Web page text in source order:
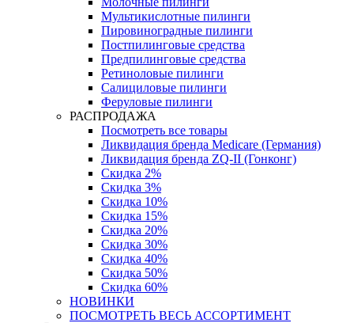
Мультикислотные пилинги
Пировиноградные пилинги
Постпилинговые средства
Предпилинговые средства
Ретиноловые пилинги
Салициловые пилинги
Феруловые пилинги
РАСПРОДАЖА
Посмотреть все товары
Ликвидация бренда Medicare (Германия)
Ликвидация бренда ZQ-II (Гонконг)
Скидка 2%
Скидка 3%
Скидка 10%
Скидка 15%
Скидка 20%
Скидка 30%
Скидка 40%
Скидка 50%
Скидка 60%
НОВИНКИ
ПОСМОТРЕТЬ ВЕСЬ АССОРТИМЕНТ